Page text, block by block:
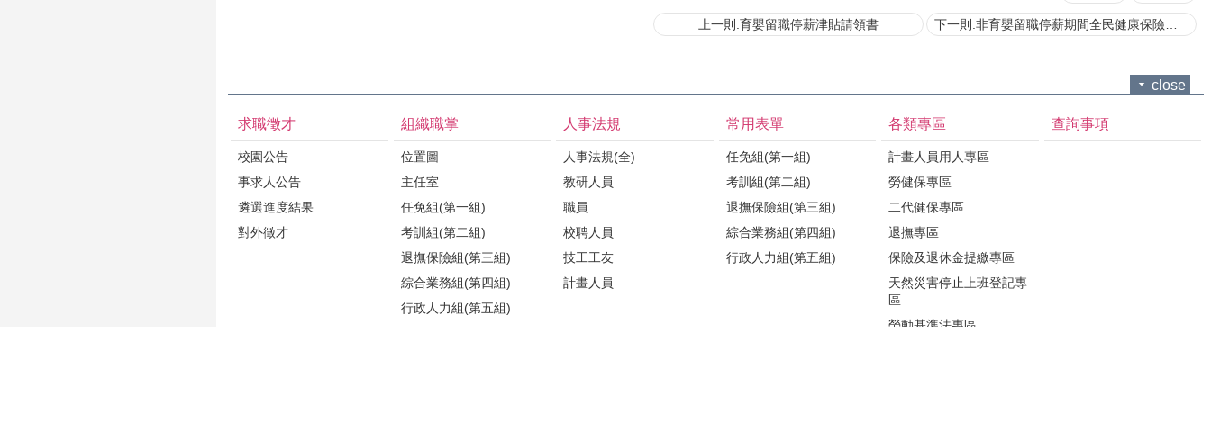
上一則:育嬰留職停薪津貼請領書 下一則:非育嬰留職停薪期間全民健康保險選擇繼續參加、轉出申請書
close
求職徵才
校園公告
事求人公告
遴選進度結果
對外徵才
組織職掌
位置圖
主任室
任免組(第一組)
考訓組(第二組)
退撫保險組(第三組)
綜合業務組(第四組)
行政人力組(第五組)
人事法規
人事法規(全)
教研人員
職員
校聘人員
技工工友
計畫人員
常用表單
任免組(第一組)
考訓組(第二組)
退撫保險組(第三組)
綜合業務組(第四組)
行政人力組(第五組)
各類專區
計畫人員用人專區
勞健保專區
二代健保專區
退撫專區
保險及退休金提繳專區
天然災害停止上班登記專
區
勞動基準法專區
查詢事項